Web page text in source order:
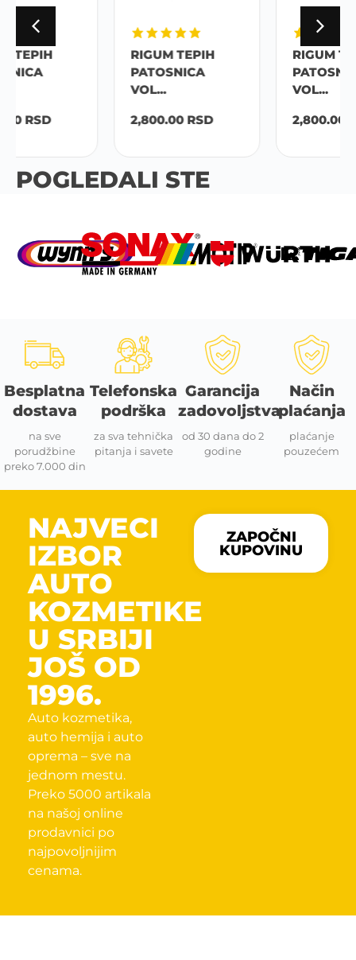
RIGUM TEPIH
2,800.00
RSD
RIGUM TEPIH
2,800.00
RSD
POGLEDALI STE
Besplatna
dostava
na sve
porudžbine
preko 7.000 din
Telefonska
podrška
za sva tehnička
pitanja i savete
Garancija
zadovoljstva
od 30 dana do 2
godine
Način
plaćanja
plaćanje
pouzećem
NAJVECI
IZBOR
AUTO
KOZMETIKE
U SRBIJI
JOŠ OD
1996.
Auto kozmetika,
auto hemija i auto
oprema – sve na
jednom mestu.
Preko 5000 artikala
na našoj online
prodavnici po
najpovoljnijim
cenama.
ZAPOČNI
KUPOVINU